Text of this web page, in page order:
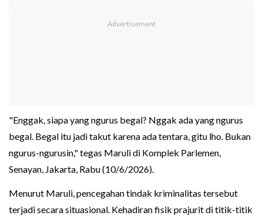
"Enggak, siapa yang ngurus begal? Nggak ada yang ngurus
begal. Begal itu jadi takut karena ada tentara, gitu lho. Bukan
ngurus-ngurusin," tegas Maruli di Komplek Parlemen,
Senayan, Jakarta, Rabu (10/6/2026).
Menurut Maruli, pencegahan tindak kriminalitas tersebut
terjadi secara situasional. Kehadiran fisik prajurit di titik-titik